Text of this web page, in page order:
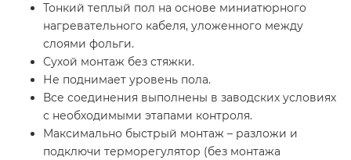
Тонкий теплый пол на основе миниатюрного
нагревательного кабеля, уложенного между
слоями фольги.
Сухой монтаж без стяжки.
Не поднимает уровень пола.
Все соединения выполнены в заводских условиях
с необходимыми этапами контроля.
Максимально быстрый монтаж – разложи и
подключи терморегулятор (без монтажа